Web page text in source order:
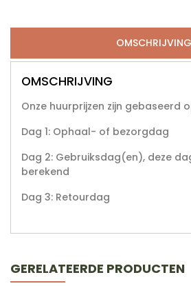
OMSCHRIJVING
OMSCHRIJVING
Onze huurprijzen zijn gebaseerd
Dag 1: Ophaal- of bezorgdag
Dag 2: Gebruiksdag(en), deze
berekend
Dag 3: Retourdag
GERELATEERDE PRODUCTEN